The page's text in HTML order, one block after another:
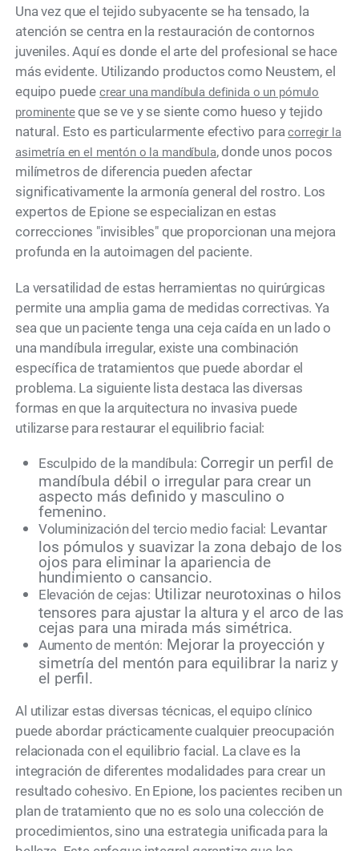
Una vez que el tejido subyacente se ha tensado, la
atención se centra en la restauración de contornos
juveniles. Aquí es donde el arte del profesional se hace
más evidente. Utilizando productos como Neustem, el
equipo puede crear una mandíbula definida o un pómulo
prominenteque se ve y se siente como hueso y tejido
natural. Esto es particularmente efectivo paracorregir la
asimetría en el mentón o la mandíbula, donde unos pocos
milímetros de diferencia pueden afectar
significativamente la armonía general del rostro. Los
expertos de Epione se especializan en estas
correcciones "invisibles" que proporcionan una mejora
profunda en la autoimagen del paciente.
La versatilidad de estas herramientas no quirúrgicas
permite una amplia gama de medidas correctivas. Ya
sea que un paciente tenga una ceja caída en un lado o
una mandíbula irregular, existe una combinación
específica de tratamientos que puede abordar el
problema. La siguiente lista destaca las diversas
formas en que la arquitectura no invasiva puede
utilizarse para restaurar el equilibrio facial:
Esculpido de la mandíbula: Corregir un perfil de
mandíbula débil o irregular para crear un
aspecto más definido y masculino o
femenino.
Voluminización del tercio medio facial: Levantar
los pómulos y suavizar la zona debajo de los
ojos para eliminar la apariencia de
hundimiento o cansancio.
Elevación de cejas: Utilizar neurotoxinas o hilos
tensores para ajustar la altura y el arco de las
cejas para una mirada más simétrica.
Aumento de mentón: Mejorar la proyección y
simetría del mentón para equilibrar la nariz y
el perfil.
Al utilizar estas diversas técnicas, el equipo clínico
puede abordar prácticamente cualquier preocupación
relacionada con el equilibrio facial. La clave es la
integración de diferentes modalidades para crear un
resultado cohesivo. En Epione, los pacientes reciben un
plan de tratamiento que no es solo una colección de
procedimientos, sino una estrategia unificada para la